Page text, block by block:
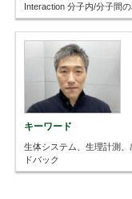
Interaction 分子内/分子間
キーワード
生体システム、生理計測
ドバック